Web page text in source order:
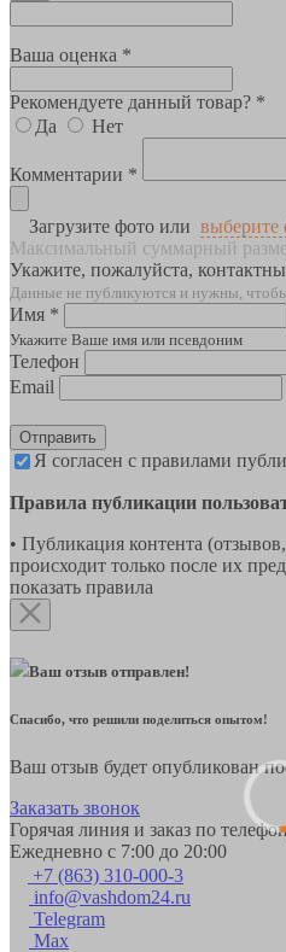
Ваша оценка *
Рекомендуете данный товар? *
Да
Нет
Комментарии *
Загрузите фото или выберите
Максимальный суммарный
Укажите, пожалуйста,
Данные не публикуются и нужны,
Имя *
Укажите Ваше имя или псевдоним
Телефон
Email
Отправить
Я согласен с правилами
Правила публикации
• Публикация контента
происходит только после их
показать правила
Ваш отзыв отправлен!
Спасибо, что решили поделиться опытом!
Ваш отзыв будет опубликован
Заказать звонок
Горячая линия и заказ по
Ежедневно с 7:00 до 20:00
+7 (863) 310-000-3
info@vashdom24.ru
Telegram
Max